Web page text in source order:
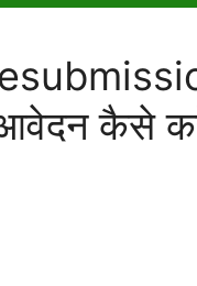
आवेदन कैसे